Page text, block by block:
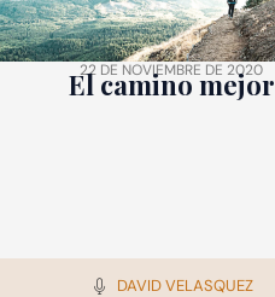
22 DE NOVIEMBRE DE 2020
El camino mejor
DAVID VELASQUEZ